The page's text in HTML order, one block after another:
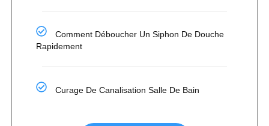
Comment Déboucher Un Siphon De Douche
Rapidement
Curage De Canalisation Salle De Bain